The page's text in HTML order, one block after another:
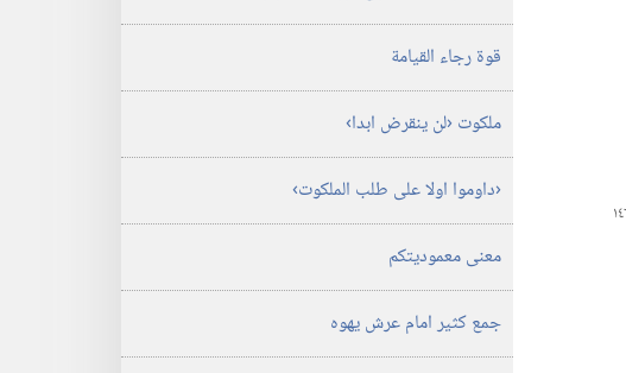
قوة رجاء القيامة
ملكوت ‹لن ينقرض ابدا›‏
‏‹داوموا اولا على طلب الملكوت›‏
معنى معموديتكم
جمع كثير امام عرش يهوه